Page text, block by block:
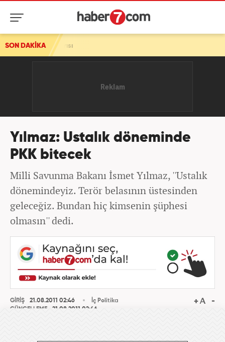
SON DAKİKA
Yılmaz: Ustalık döneminde
PKK bitecek
Milli Savunma Bakanı İsmet Yılmaz, ''Ustalık
dönemindeyiz. Terör belasının üstesinden
geleceğiz. Bundan hiç kimsenin şüphesi
olmasın'' dedi.
GİRİŞ
21.08.2011 02:46
GÜNCELLEME
21.08.2011 02:46
İç Politika